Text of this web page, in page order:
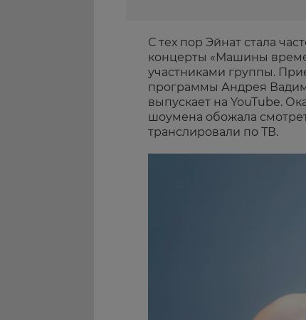
С тех пор Эйнат стала
концерты «Машины
участниками группы.
программы Андрея
выпускает на YouTube.
шоумена обожала
транслировали по ТВ.